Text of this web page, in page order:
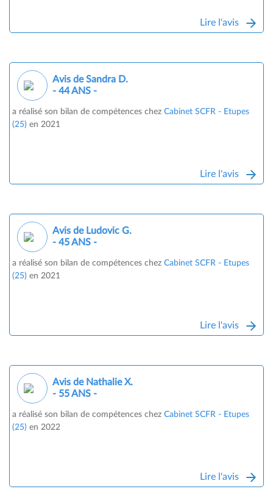
Lire l'avis
Avis de Sandra D.
- 44 ANS -
a réalisé son bilan de compétences chez Cabinet SCFR - Etupes
(25) en 2021
Lire l'avis
Avis de Ludovic G.
- 45 ANS -
a réalisé son bilan de compétences chez Cabinet SCFR - Etupes
(25) en 2021
Lire l'avis
Avis de Nathalie X.
- 55 ANS -
a réalisé son bilan de compétences chez Cabinet SCFR - Etupes
(25) en 2022
Lire l'avis